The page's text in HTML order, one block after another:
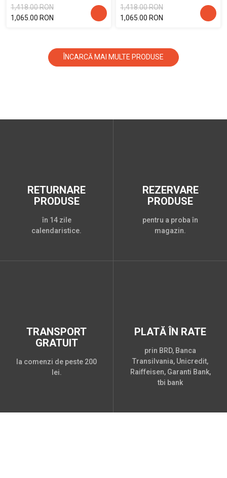
1,418.00 RON
1,065.00 RON
1,418.00 RON
1,065.00 RON
ÎNCARCĂ MAI MULTE PRODUSE
RETURNARE
PRODUSE
în 14 zile
calendaristice.
REZERVARE
PRODUSE
pentru a proba în
magazin.
TRANSPORT
GRATUIT
la comenzi de peste 200
lei.
PLATĂ ÎN RATE
prin BRD, Banca
Transilvania, Unicredit,
Raiffeisen, Garanti Bank,
tbi bank